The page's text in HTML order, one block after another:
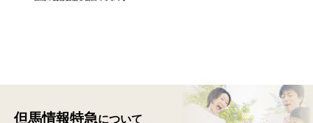
但馬情報特急について